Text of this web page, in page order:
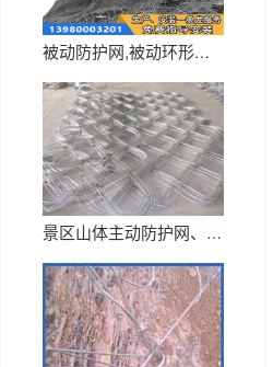
被动防护网,被动环形网,被动菱...
景区山体主动防护网、水利工程主...